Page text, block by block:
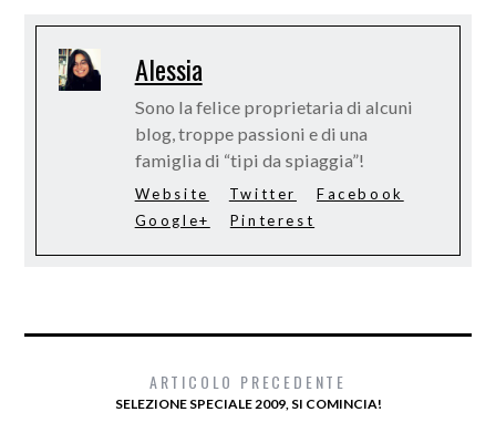
Alessia
Sono la felice proprietaria di alcuni
blog, troppe passioni e di una
famiglia di “tipi da spiaggia”!
Website Twitter
Facebook
Google+
Pinterest
ARTICOLO PRECEDENTE
SELEZIONE SPECIALE 2009, SI COMINCIA!